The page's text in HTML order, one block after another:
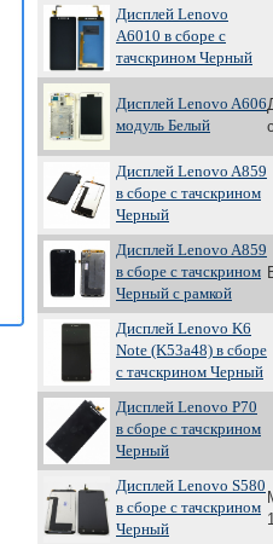
Дисплей Lenovo
A6010 в сборе с
тачскрином Черный
Дисплей Lenovo A606
модуль Белый
Дисплей Lenovo A859
в сборе с тачскрином
Черный
Дисплей Lenovo A859
в сборе с тачскрином
Черный с рамкой
Дисплей Lenovo K6
Note (K53a48) в сборе
с тачскрином Черный
Дисплей Lenovo P70
в сборе с тачскрином
Черный
Дисплей Lenovo S580
в сборе с тачскрином
Черный